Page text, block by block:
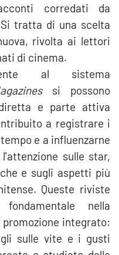
corredati da
tratta di una scelta
rivolta ai lettori
di cinema.
al sistema
si possono
diretta e parte attiva
a registrare i
e a influenzarne
sulle star,
e sugli aspetti più
Queste riviste
nella
integrato:
sulle vite e i gusti